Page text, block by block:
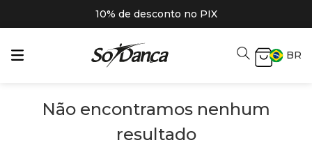
10% de desconto no PIX
BR
Não encontramos nenhum
resultado